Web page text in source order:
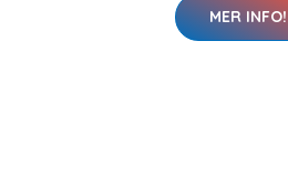
MER INFO!